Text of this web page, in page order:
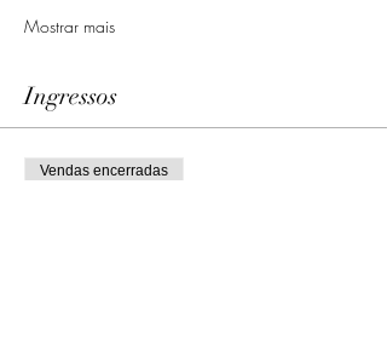
Mostrar mais
Ingressos
Vendas encerradas